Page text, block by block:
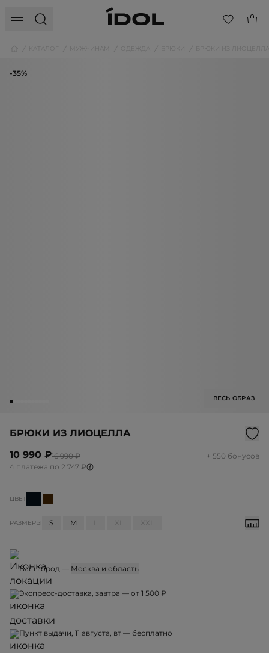
-35%
ВЕСЬ ОБРАЗ
БРЮКИ ИЗ ЛИОЦЕЛЛА
10 990 ₽16 990 ₽
+ 550 бонусов
4 платежа по 2 747 ₽
ЦВЕТ
РАЗМЕРЫ S M XL XXL
Ваш город — Москва и область
Экспресс-доставка, завтра — от 1 500 ₽
Пункт выдачи, 11 августа, вт — бесплатно